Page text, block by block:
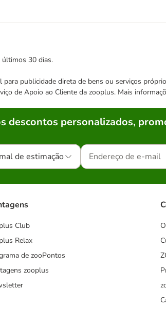
últimos 30 dias.
publicidade direta de bens ou serviços
de Apoio ao Cliente da zooplus. Mais
descontos personalizados,
de estimação
Club
Relax
de zooPontos
zooplus